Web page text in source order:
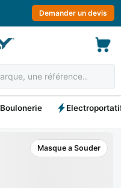
Demander un devis
Boulonerie
Masque a Souder